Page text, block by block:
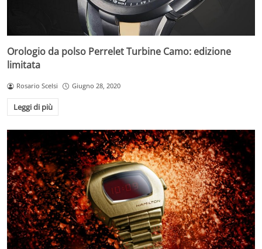
Orologio da polso Perrelet Turbine Camo: edizione
limitata
Rosario Scelsi Giugno 28, 2020
Leggi di più